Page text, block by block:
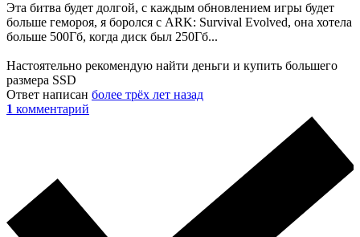
Эта битва будет долгой, с каждым обновлением игры будет
больше гемороя, я боролся с ARK: Survival Evolved, она хотела
больше 500Гб, когда диск был 250Гб...
Настоятельно рекомендую найти деньги и купить большего
размера SSD
Ответ написан более трёх лет назад
1 комментарий